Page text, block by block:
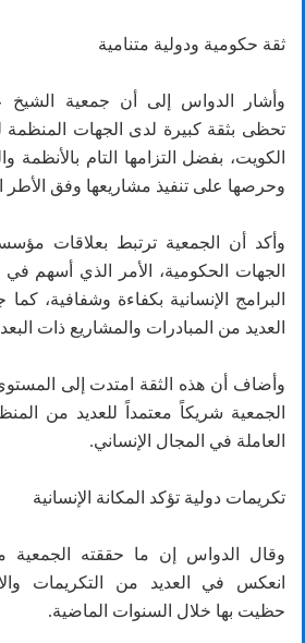
ثقة حكومية ودولية متنامية
وأشار الدواس إلى أن جمعية الشيخ
تحظى بثقة كبيرة لدى الجهات
الكويت، بفضل التزامها التام بالأنظمة
وحرصها على تنفيذ مشاريعها وفق الأطر
وأكد أن الجمعية ترتبط بعلاقات
الجهات الحكومية، الأمر الذي أسهم في
البرامج الإنسانية بكفاءة وشفافية،
العديد من المبادرات والمشاريع ذات
وأضاف أن هذه الثقة امتدت إلى
الجمعية شريكاً معتمداً للعديد من
العاملة في المجال الإنساني.
تكريمات دولية تؤكد المكانة الإنسانية
وقال الدواس إن ما حققته
انعكس في العديد من التكريمات
حظيت بها خلال السنوات الماضية.